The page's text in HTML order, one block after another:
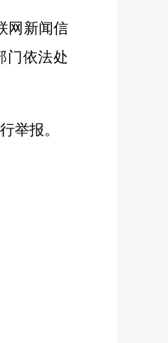
网新闻信
门依法处
举报。